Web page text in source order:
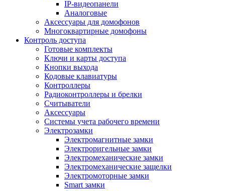
IP-видеопанели
Аналоговые
Аксессуары для домофонов
Многоквартирные домофоны
Контроль доступа
Готовые комплекты
Ключи и карты доступа
Кнопки выхода
Кодовые клавиатуры
Контроллеры
Радиоконтроллеры и брелки
Считыватели
Аксессуары
Системы учета рабочего времени
Электрозамки
Электромагнитные замки
Электроригельные замки
Электромеханические замки
Электромеханические защелки
Электромоторные замки
Smart замки